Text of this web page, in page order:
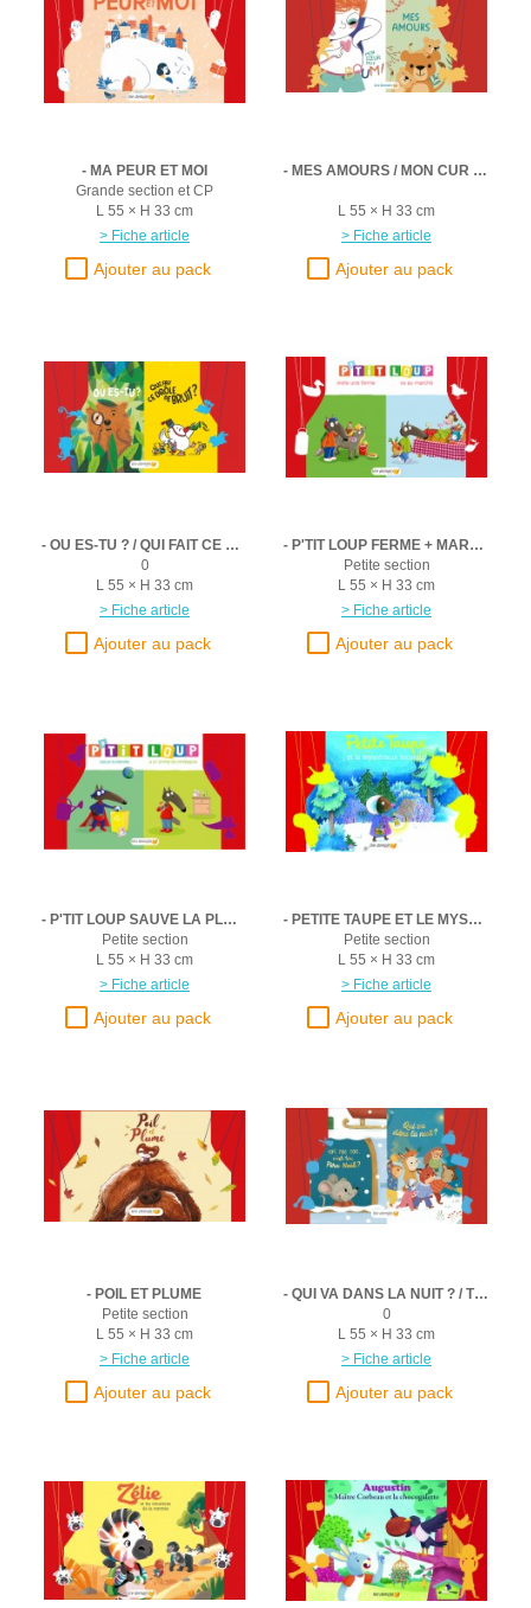
- MA PEUR ET MOI
Grande section et CP
L 55 × H 33 cm
> Fiche article
- MES AMOURS / MON CUR FAIT BOUM
L 55 × H 33 cm
> Fiche article
- OU ES-TU ? / QUI FAIT CE DROLE DE BRUIT ?
0
L 55 × H 33 cm
> Fiche article
- P'TIT LOUP FERME + MARCHE
Petite section
L 55 × H 33 cm
> Fiche article
- P'TIT LOUP SAUVE LA PLANETE + A UN ANIMAL DE COMPAGNIE
Petite section
L 55 × H 33 cm
> Fiche article
- PETITE TAUPE ET LE MYSTERIEUX INCONNU
Petite section
L 55 × H 33 cm
> Fiche article
- POIL ET PLUME
Petite section
L 55 × H 33 cm
> Fiche article
- QUI VA DANS LA NUIT ? / TOC TOC TOC, C'EST TOI PERE NOEL ?
0
L 55 × H 33 cm
> Fiche article